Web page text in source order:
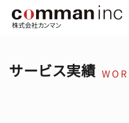
株式会社カンマン
サービス実績